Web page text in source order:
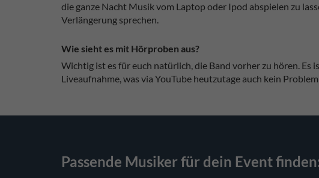
die ganze Nacht Musik vom Laptop oder Ipod abspielen zu
Verlängerung sprechen.
Wie sieht es mit Hörproben aus?
Wichtig ist es für euch natürlich, die Band vorher zu hören.
Liveaufnahme, was via YouTube heutzutage auch kein
Passende Musikerfür dein Event